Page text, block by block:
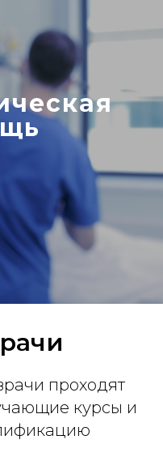
проходят
курсы и